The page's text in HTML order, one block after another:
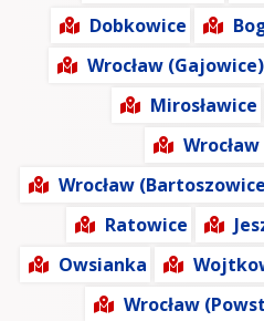
Dobkowice
Wrocław (Gajowice)
Mirosławice
Wrocław
Ratowice
Owsianka
Wrocław